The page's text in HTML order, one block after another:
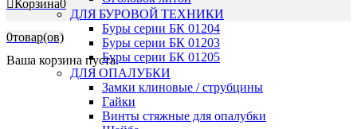
Корзина0
0товар(ов)
Ваша корзина пуста.
ДЛЯ БУРОВОЙ ТЕХНИКИ
Буры серии БК 01204
Буры серии БК 01203
Буры серии БК 01205
ДЛЯ ОПАЛУБКИ
Замки клиновые / струбцины
Гайки
Винты стяжные для опалубки